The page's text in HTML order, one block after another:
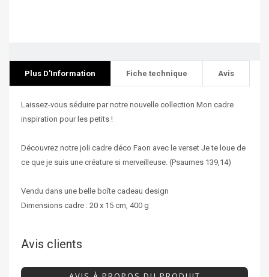
Plus D'Information Fiche technique Avis
Laissez-vous séduire par notre nouvelle collection Mon cadre
inspiration pour les petits !
Découvrez notre joli cadre déco Faon avec le verset Je te loue de
ce que je suis une créature si merveilleuse. (Psaumes 139,14)
Vendu dans une belle boîte cadeau design
Dimensions cadre : 20 x 15 cm, 400 g
Avis clients